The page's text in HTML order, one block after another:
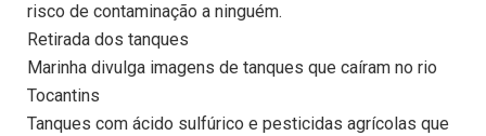
risco de contaminação a ninguém.
Retirada dos tanques
Marinha divulga imagens de tanques que caíram no rio
Tocantins
Tanques com ácido sulfúrico e pesticidas agrícolas que